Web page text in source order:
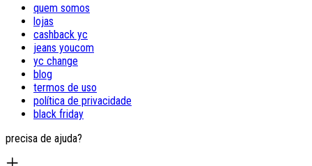
quem somos
lojas
cashback yc
jeans youcom
yc change
blog
termos de uso
política de privacidade
black friday
precisa de ajuda?